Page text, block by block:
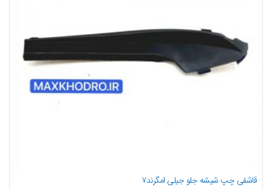
قاشقی چپ شیشه جلو جیلی امگرند۷